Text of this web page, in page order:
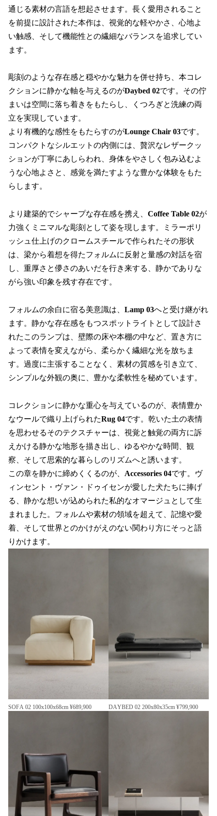
通じる素材の言語を想起させます。長く愛用されること
を前提に設計された本作は、視覚的な軽やかさ、心地よ
い触感、そして機能性との繊細なバランスを追求してい
ます。
彫刻のような存在感と穏やかな魅力を併せ持ち、本コレ
クションに静かな軸を与えるのがDaybed 02です。その佇
まいは空間に落ち着きをもたらし、くつろぎと洗練の両
立を実現しています。
より有機的な感性をもたらすのがLounge Chair 03です。
コンパクトなシルエットの内側には、贅沢なレザークッ
ションが丁寧にあしらわれ、身体をやさしく包み込むよ
うな心地よさと、感覚を満たすような豊かな体験をもた
らします。
より建築的でシャープな存在感を携え、 Coffee Table 02が
力強くミニマルな彫刻として姿を現します。ミラーポリ
ッシュ仕上げのクロームスチールで作られたその形状
は、梁から着想を得たフォルムに反射と量感の対話を宿
し、重厚さと儚さのあいだを行き来する、静かでありな
がら強い印象を残す存在です。
フォルムの余白に宿る美意識は、 Lamp 03へと受け継がれ
ます。静かな存在感をもつスポットライトとして設計さ
れたこのランプは、壁際の床や本棚の中など、置き方に
よって表情を変えながら、柔らかく繊細な光を放ちま
す。過度に主張することなく、素材の質感を引き立て、
シンプルな外観の奥に、豊かな柔軟性を秘めています。
コレクションに静かな重心を与えているのが、表情豊か
なウールで織り上げられたRug 04です。乾いた土の表情
を思わせるそのテクスチャーは、視覚と触覚の両方に訴
えかける静かな地形を描き出し、ゆるやかな時間、観
察、そして思索的な暮らしのリズムへと誘います。
この章を静かに締めくくるのが、 Accessories 04です。ヴ
ィンセント・ヴァン・ドゥイセンが愛した犬たちに捧げ
る、静かな想いが込められた私的なオマージュとして生
まれました。フォルムや素材の領域を超えて、記憶や愛
着、そして世界とのかけがえのない関わり方にそっと語
りかけます。
SOFA 02 100x100x68cm ¥689,900 DAYBED 02 200x80x35cm ¥799,900